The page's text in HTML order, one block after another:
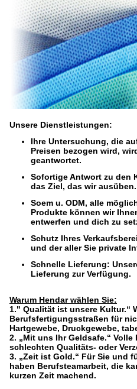
Unsere Dienstleistungen:
Ihre Untersuchung, die
Preisen bezogen wird,
geantwortet.
Sofortige Antwort zu den
das Ziel, das wir ausüben.
Soem u. ODM, alle
Produkte können wir
entwerfen und dich zu
Schutz Ihres
und der aller Sie private
Schnelle Lieferung:
Lieferung zur Verfügung.
Warum Hendar wählen Sie:
1." Qualität ist unsere Kultur.“
Berufsfertigungsstraßen für
Hartgewebe, Druckgewebe,
2. „Mit uns Ihr Geldsafe.“
schlechten Qualitäts- oder
3. „Zeit ist Gold.“ Für Sie und
haben Berufsteamarbeit, die
kurzen Zeit machend.